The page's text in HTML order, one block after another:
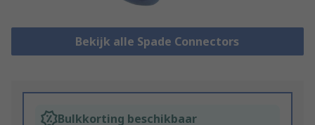
Bekijk alle Spade Connectors
Bulkkorting beschikbaar